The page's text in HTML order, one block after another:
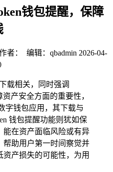
钱包提醒，保障
者： 编辑：qbadmin 2026-04-
载相关，同时强调
产安全方面的重要性，
字钱包应用，其下载与
钱包提醒功能则犹如保
能在资产面临风险或有异
帮助用户第一时间察觉并
产损失的可能性，为用